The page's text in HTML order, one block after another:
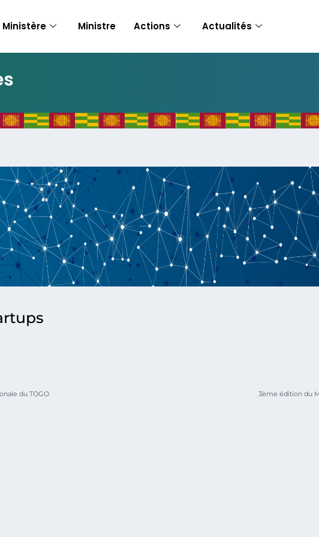
Ministère Ministre Actions Actualités
du TOGO 3ème édition du